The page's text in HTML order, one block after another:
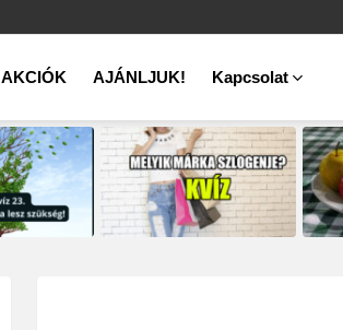
AKCIÓK AJÁNLJUK! Kapcsolat